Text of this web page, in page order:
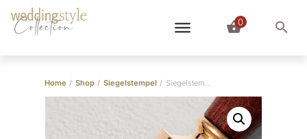
Collection 0
Home / Shop / Siegelstempel / Siegelstempel “Eukalyptuszweig”